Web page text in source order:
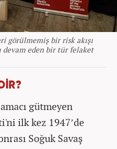
görülmemiş bir risk akışı
devam eden bir tür felaket
gütmeyen
ilk kez 1947’de
Soğuk Savaş